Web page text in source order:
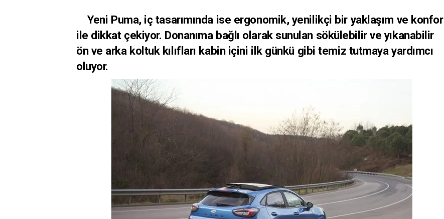
Yeni Puma, iç tasarımında ise ergonomik, yenilikçi bir yaklaşım ve konfor
ile dikkat çekiyor. Donanıma bağlı olarak sunulan sökülebilir ve yıkanabilir
ön ve arka koltuk kılıfları kabin içini ilk günkü gibi temiz tutmaya yardımcı
oluyor.